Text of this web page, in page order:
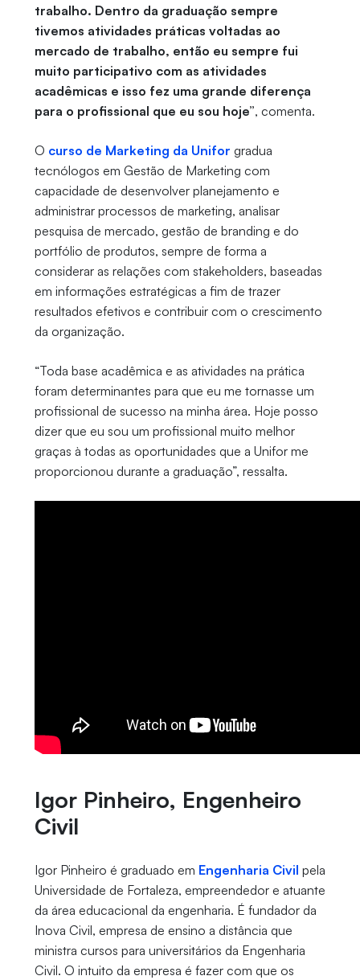
trabalho. Dentro da graduação sempre
tivemos atividades práticas voltadas ao
mercado de trabalho, então eu sempre fui
muito participativo com as atividades
acadêmicas e isso fez uma grande diferença
para o profissional que eu sou hoje”, comenta.
O curso de Marketing da Unifor gradua
tecnólogos em Gestão de Marketing com
capacidade de desenvolver planejamento e
administrar processos de marketing, analisar
pesquisa de mercado, gestão de branding e do
portfólio de produtos, sempre de forma a
considerar as relações com stakeholders, baseadas
em informações estratégicas a fim de trazer
resultados efetivos e contribuir com o crescimento
da organização.
“Toda base acadêmica e as atividades na prática
foram determinantes para que eu me tornasse um
profissional de sucesso na minha área. Hoje posso
dizer que eu sou um profissional muito melhor
graças à todas as oportunidades que a Unifor me
proporcionou durante a graduação”, ressalta.
Igor Pinheiro, Engenheiro
Civil
Igor Pinheiro é graduado em Engenharia Civil pela
Universidade de Fortaleza, empreendedor e atuante
da área educacional da engenharia. É fundador da
Inova Civil, empresa de ensino a distância que
ministra cursos para universitários da Engenharia
Civil. O intuito da empresa é fazer com que os